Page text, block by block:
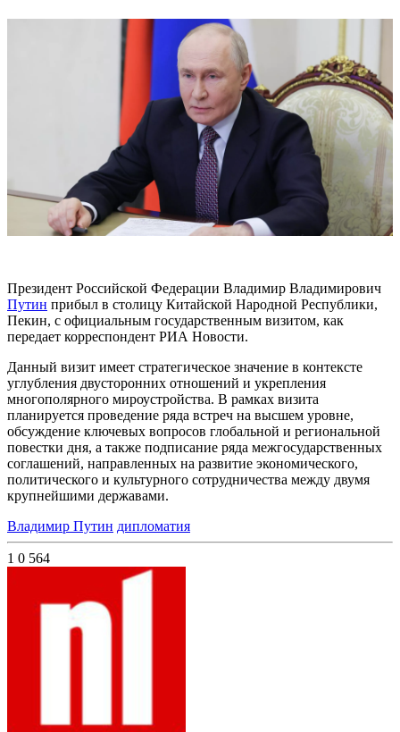
Президент Российской Федерации Владимир Владимирович
Путин прибыл в столицу Китайской Народной Республики,
Пекин, с официальным государственным визитом, как
передает корреспондент РИА Новости.
Данный визит имеет стратегическое значение в контексте
углубления двусторонних отношений и укрепления
многополярного мироустройства. В рамках визита
планируется проведение ряда встреч на высшем уровне,
обсуждение ключевых вопросов глобальной и региональной
повестки дня, а также подписание ряда межгосударственных
соглашений, направленных на развитие экономического,
политического и культурного сотрудничества между двумя
крупнейшими державами.
Владимир Путин дипломатия
1 0 564